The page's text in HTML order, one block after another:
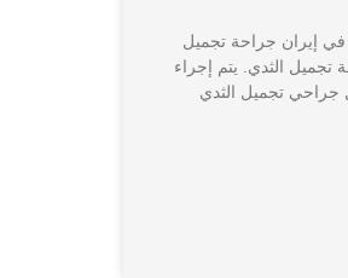
إيران جراحة تجميل
الثدي. يتم إجراء
جراحي تجميل الثدي